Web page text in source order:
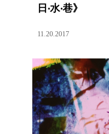
日‧水‧巷》
11.20.2017